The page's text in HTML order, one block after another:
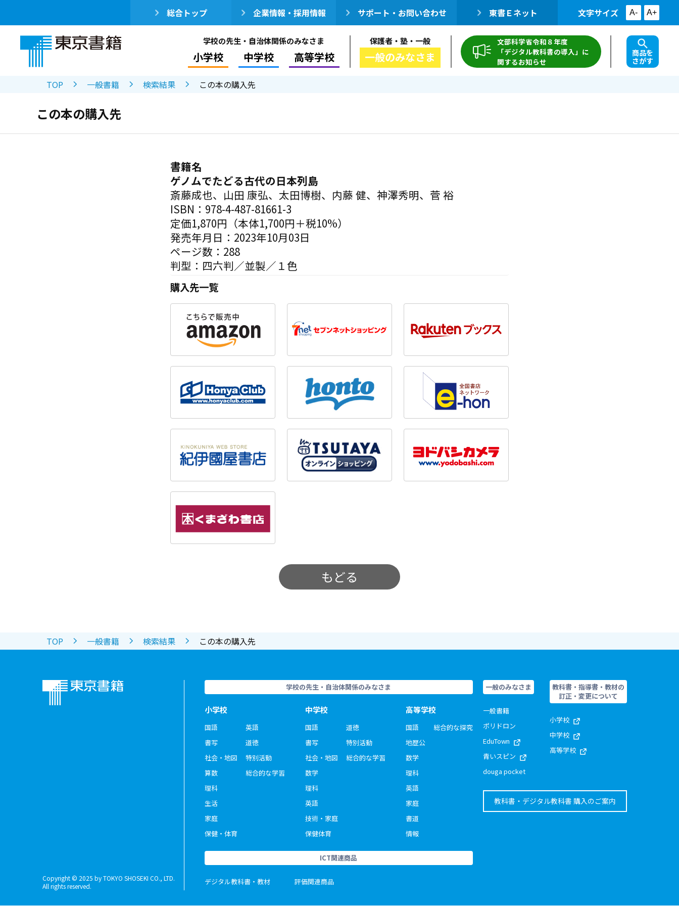
総合トップ 企業情報・採用情報 サポート・お問い合わせ 東書Ｅネット 文字サイズ A- A+
学校の先生・自治体関係のみなさま
小学校 中学校 高等学校
保護者・塾・一般
一般のみなさま
文部科学省令和８年度
「デジタル教科書の導入」に
関するお知らせ
商品を
さがす
TOP 一般書籍 検索結果 この本の購入先
この本の購入先
書籍名
ゲノムでたどる古代の日本列島
斎藤成也、山田 康弘、太田博樹、内藤 健、神澤秀明、菅 裕
ISBN：978-4-487-81661-3
定価1,870円（本体1,700円＋税10%）
発売年月日：2023年10月03日
ページ数：288
判型：四六判／並製／１色
購入先一覧
もどる
TOP 一般書籍 検索結果 この本の購入先
Copyright © 2025 by TOKYO SHOSEKI CO., LTD.
All rights reserved.
学校の先生・自治体関係のみなさま
小学校
国語
書写
社会・地図
算数
理科
生活
家庭
保健・体育
英語
道徳
特別活動
総合的な学習
中学校
国語
書写
社会・地図
数学
理科
英語
技術・家庭
保健体育
道徳
特別活動
総合的な学習
高等学校
国語
地歴公
数学
理科
英語
家庭
書道
情報
総合的な探究
ICT関連商品
デジタル教科書・教材 評価関連商品
一般のみなさま
一般書籍
ポリドロン
EduTown
青いスピン
douga pocket
教科書・指導書・教材の
訂正・変更について
小学校
中学校
高等学校
教科書・デジタル教科書 購入のご案内